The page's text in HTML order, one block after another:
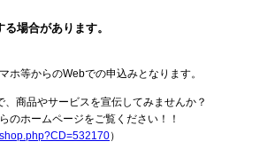
場合があります。
等からのWebでの申込みとなります。
商品やサービスを宣伝してみませんか？
ホームページをご覧ください！！
）